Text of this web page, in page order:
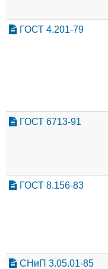
ГОСТ 4.201-79
ГОСТ 6713-91
ГОСТ 8.156-83
СНиП 3.05.01-85